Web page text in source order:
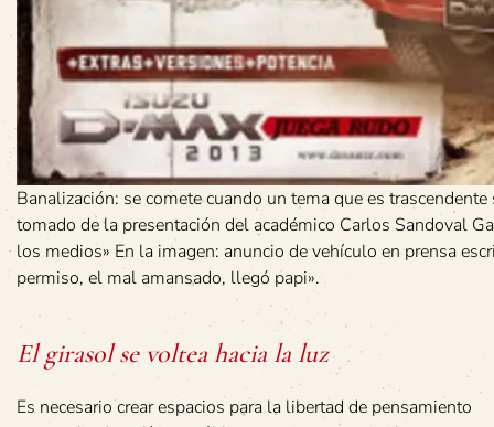
Banalización: se comete cuando un tema que es
tomado de la presentación del académico Carlos Sandoval
los medios» En la imagen: anuncio de vehículo en prensa
permiso, el mal amansado, llegó papi».
El girasol se voltea hacia la luz
Es necesario crear espacios para la libertad de pensamiento